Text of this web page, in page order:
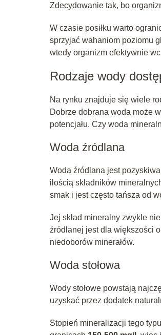
Zdecydowanie tak, bo
W czasie posiłku warto
sprzyjać wahaniom poziomu
wtedy organizm efektywnie
Rodzaje wody
Na rynku znajduje się wiele
Dobrze dobrana woda może
potencjału. Czy woda
Woda źródlana
Woda źródlana jest
ilością składników
smak i jest często tańsza od
Jej skład mineralny zwykle
źródlanej jest dla większości
niedoborów minerałów.
Woda stołowa
Wody stołowe powstają
uzyskać przez dodatek
Stopień mineralizacji tego